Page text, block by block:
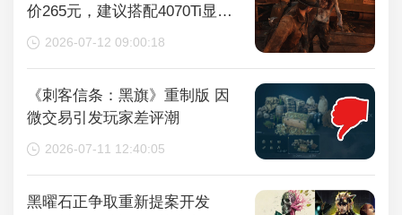
价265元，建议搭配4070Ti显卡
以获得较好体验
2026-07-12 09:00:18
《刺客信条：黑旗》重制版 因
微交易引发玩家差评潮
2026-07-11 12:40:05
黑曜石正争取重新提案开发